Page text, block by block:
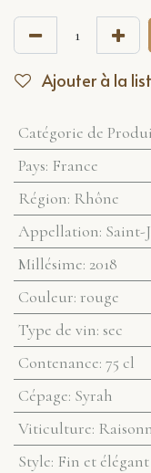
Ajouter à la
Catégorie de
Pays: France
Région: Rhône
Appellation: Saint-
Millésime: 2018
Couleur: rouge
Type de vin: sec
Contenance: 75 cl
Cépage: Syrah
Viticulture:
Style: Fin et élégant